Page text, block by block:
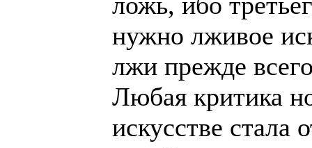
нужно лживое
лжи прежде
Любая критика
искусстве стала